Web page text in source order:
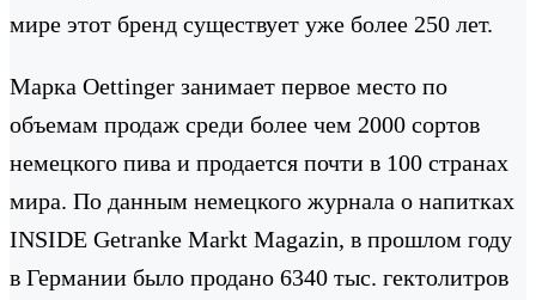
мире этот бренд существует уже более 250 лет.
Марка Oettinger занимает первое место по
объемам продаж среди более чем 2000 сортов
немецкого пива и продается почти в 100 странах
мира. По данным немецкого журнала о напитках
INSIDE Getranke Markt Magazin, в прошлом году
в Германии было продано 6340 тыс. гектолитров